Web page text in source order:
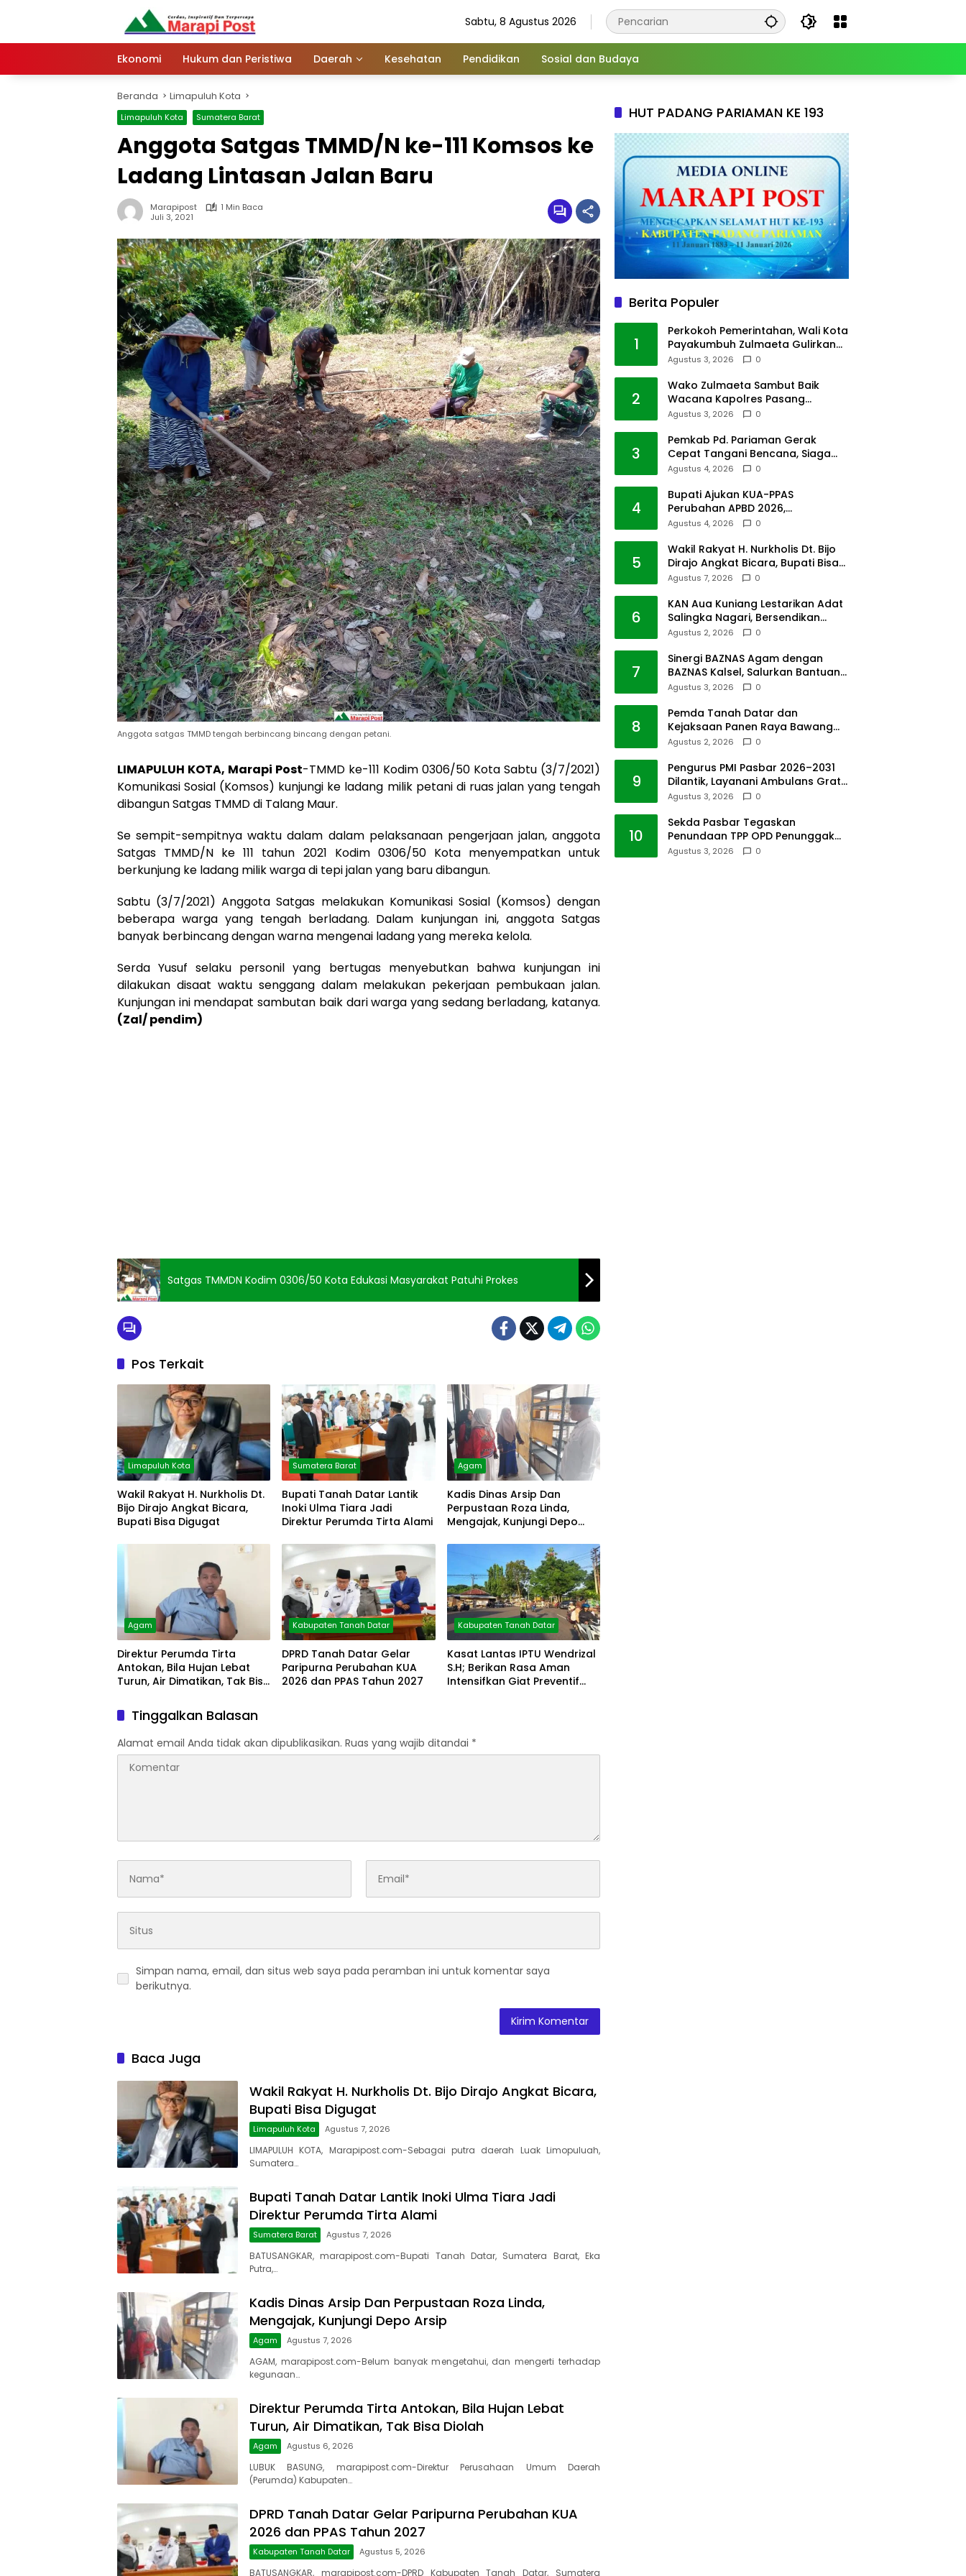
Sabtu, 8 Agustus 2026
Ekonomi Hukum dan Peristiwa Daerah Kesehatan Pendidikan Sosial dan Budaya
Beranda Limapuluh Kota
Limapuluh Kota Sumatera Barat
Anggota Satgas TMMD/N ke-111 Komsos ke
Ladang Lintasan Jalan Baru
Marapipost
1 Min Baca
Juli 3, 2021
Anggota satgas TMMD tengah berbincang bincang dengan petani.
LIMAPULUH KOTA, Marapi Post-TMMD ke-111 Kodim 0306/50 Kota Sabtu (3/7/2021)
Komunikasi Sosial (Komsos) kunjungi ke ladang milik petani di ruas jalan yang tengah
dibangun Satgas TMMD di Talang Maur.
Se sempit-sempitnya waktu dalam dalam pelaksanaan pengerjaan jalan, anggota
Satgas TMMD/N ke 111 tahun 2021 Kodim 0306/50 Kota menyempatkan untuk
berkunjung ke ladang milik warga di tepi jalan yang baru dibangun.
Sabtu (3/7/2021) Anggota Satgas melakukan Komunikasi Sosial (Komsos) dengan
beberapa warga yang tengah berladang. Dalam kunjungan ini, anggota Satgas
banyak berbincang dengan warna mengenai ladang yang mereka kelola.
Serda Yusuf selaku personil yang bertugas menyebutkan bahwa kunjungan ini
dilakukan disaat waktu senggang dalam melakukan pekerjaan pembukaan jalan.
Kunjungan ini mendapat sambutan baik dari warga yang sedang berladang, katanya.
(Zal/ pendim)
Satgas TMMDN Kodim 0306/50 Kota Edukasi Masyarakat Patuhi Prokes
Pos Terkait
Limapuluh Kota
Wakil Rakyat H. Nurkholis Dt.
Bijo Dirajo Angkat Bicara,
Bupati Bisa Digugat
Sumatera Barat
Bupati Tanah Datar Lantik
Inoki Ulma Tiara Jadi
Direktur Perumda Tirta Alami
Agam
Kadis Dinas Arsip Dan
Perpustaan Roza Linda,
Mengajak, Kunjungi Depo
Agam
Direktur Perumda Tirta
Antokan, Bila Hujan Lebat
Turun, Air Dimatikan, Tak Bisa
Kabupaten Tanah Datar
DPRD Tanah Datar Gelar
Paripurna Perubahan KUA
2026 dan PPAS Tahun 2027
Kabupaten Tanah Datar
Kasat Lantas IPTU Wendrizal
S.H; Berikan Rasa Aman
Intensifkan Giat Preventif
Tinggalkan Balasan
Alamat email Anda tidak akan dipublikasikan. Ruas yang wajib ditandai *
Simpan nama, email, dan situs web saya pada peramban ini untuk komentar saya
berikutnya.
Baca Juga
Wakil Rakyat H. Nurkholis Dt. Bijo Dirajo Angkat Bicara,
Bupati Bisa Digugat
Limapuluh Kota Agustus 7, 2026
LIMAPULUH KOTA, Marapipost.com-Sebagai putra daerah Luak Limopuluah,
Sumatera…
Bupati Tanah Datar Lantik Inoki Ulma Tiara Jadi
Direktur Perumda Tirta Alami
Sumatera Barat Agustus 7, 2026
BATUSANGKAR, marapipost.com-Bupati Tanah Datar, Sumatera Barat, Eka
Putra,…
Kadis Dinas Arsip Dan Perpustaan Roza Linda,
Mengajak, Kunjungi Depo Arsip
Agam Agustus 7, 2026
AGAM, marapipost.com-Belum banyak mengetahui, dan mengerti terhadap
kegunaan…
Direktur Perumda Tirta Antokan, Bila Hujan Lebat
Turun, Air Dimatikan, Tak Bisa Diolah
Agam Agustus 6, 2026
LUBUK BASUNG, marapipost.com-Direktur Perusahaan Umum Daerah
(Perumda) Kabupaten…
DPRD Tanah Datar Gelar Paripurna Perubahan KUA
2026 dan PPAS Tahun 2027
Kabupaten Tanah Datar Agustus 5, 2026
BATUSANGKAR, marapipost.com-DPRD Kabupaten Tanah Datar, Sumatera
HUT PADANG PARIAMAN KE 193
Berita Populer
1
Perkokoh Pemerintahan, Wali Kota
Payakumbuh Zulmaeta Gulirkan
Jabatan
Agustus 3, 2026 0
2
Wako Zulmaeta Sambut Baik
Wacana Kapolres Pasang
Kamera Pantau Lalin
Agustus 3, 2026 0
3
Pemkab Pd. Pariaman Gerak
Cepat Tangani Bencana, Siaga
Cuaca Ekstrem
Agustus 4, 2026 0
4
Bupati Ajukan KUA-PPAS
Perubahan APBD 2026,
Pendapatan Pasbar Naik 15
Agustus 4, 2026 0
5
Wakil Rakyat H. Nurkholis Dt. Bijo
Dirajo Angkat Bicara, Bupati Bisa
Digugat
Agustus 7, 2026 0
6
KAN Aua Kuniang Lestarikan Adat
Salingka Nagari, Bersendikan
Kitabullah
Agustus 2, 2026 0
7
Sinergi BAZNAS Agam dengan
BAZNAS Kalsel, Salurkan Bantuan
Bencana Alam
Agustus 3, 2026 0
8
Pemda Tanah Datar dan
Kejaksaan Panen Raya Bawang
Merah di Sawah Tangah
Agustus 2, 2026 0
9
Pengurus PMI Pasbar 2026–2031
Dilantik, Layanani Ambulans Gratis
ke Padang
Agustus 3, 2026 0
10
Sekda Pasbar Tegaskan
Penundaan TPP OPD Penunggak
Pajak Kendaraan Dinas
Agustus 3, 2026 0